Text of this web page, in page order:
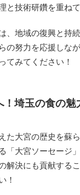
と技術研鑽を重ねて
、地域の復興と持
の努力を応援しな
てみてください！
！埼玉の食の魅
た大宮の歴史を蘇
「大宮ソーセージ
解決にも貢献するこ
！